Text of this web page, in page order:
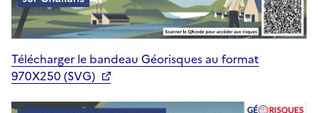
Télécharger le bandeau Géorisques au format
970X250 (SVG)